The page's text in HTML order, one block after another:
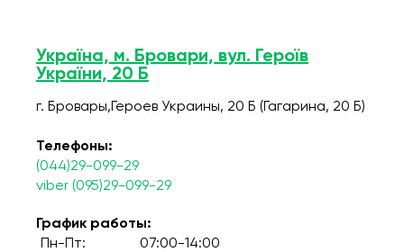
Україна, м. Бровари, вул. Героїв
України, 20 Б
г. Бровары,Героев Украины, 20 Б (Гагарина, 20 Б)
Телефоны:
(044)29-099-29
viber (095)29-099-29
График работы:
Пн-Пт:
07:00-14:00